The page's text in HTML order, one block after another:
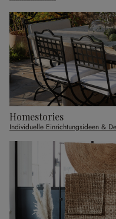
Homestories
Individuelle Einrichtungsideen &